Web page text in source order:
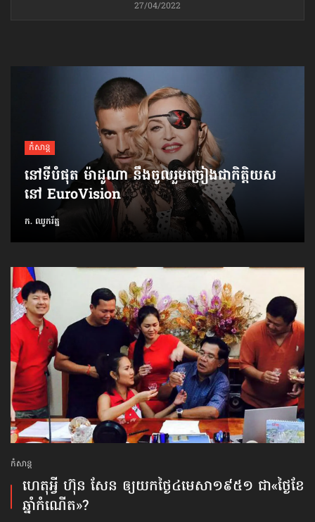
27/04/2022
កំសាន្ដ
នៅទីបំផុត ម៉ាដូណា នឹង​ចូលរួម​ច្រៀង​ជាកិត្តិយស​
នៅ EuroVision
ក. ឈូករ័ត្ន
កំសាន្ដ
ហេតុអ្វី ហ៊ុន សែន ឲ្យ​យក​ថ្ងៃ​៤មេសា​១៩៥១ ជា​«ថ្ងៃខែ
ឆ្នាំកំណើត»?